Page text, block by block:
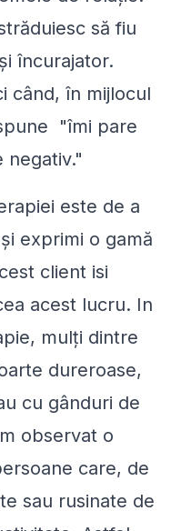
să fiu
încurajator.
când, în mijlocul
"îmi pare
negativ."
este de a
exprimi o gamă
client isi
acest lucru. In
mulți dintre
dureroase,
cu gânduri de
observat o
care, de
sau rusinate de